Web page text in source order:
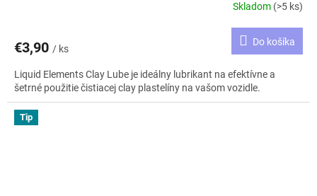
Skladom (>5 ks)
€3,90 / ks
Do košíka
Liquid Elements Clay Lube je ideálny lubrikant na efektívne a
šetrné použitie čistiacej clay plastelíny na vašom vozidle.
Tip